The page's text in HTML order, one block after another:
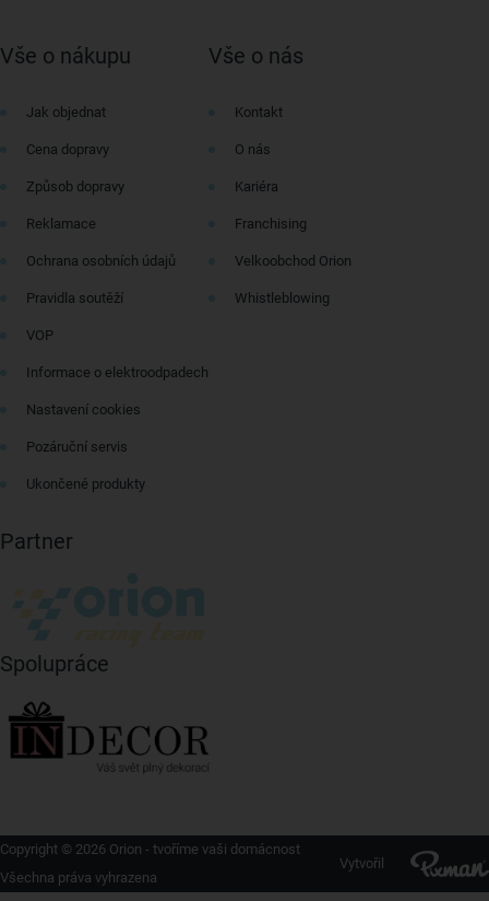
Vše o nákupu
Jak objednat
Cena dopravy
Způsob dopravy
Reklamace
Ochrana osobních údajů
Pravidla soutěží
VOP
Informace o elektroodpadech
Nastavení cookies
Pozáruční servis
Ukončené produkty
Vše o nás
Kontakt
O nás
Kariéra
Franchising
Velkoobchod Orion
Whistleblowing
Partner
Spolupráce
Copyright © 2026 Orion - tvoříme vaši domácnost
Všechna práva vyhrazena
Vytvořil